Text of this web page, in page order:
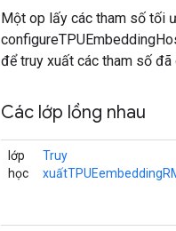
Một op lấy các tham số tối
để truy xuất các tham số
Các lớp lồng nhau
lớp
học
Truy